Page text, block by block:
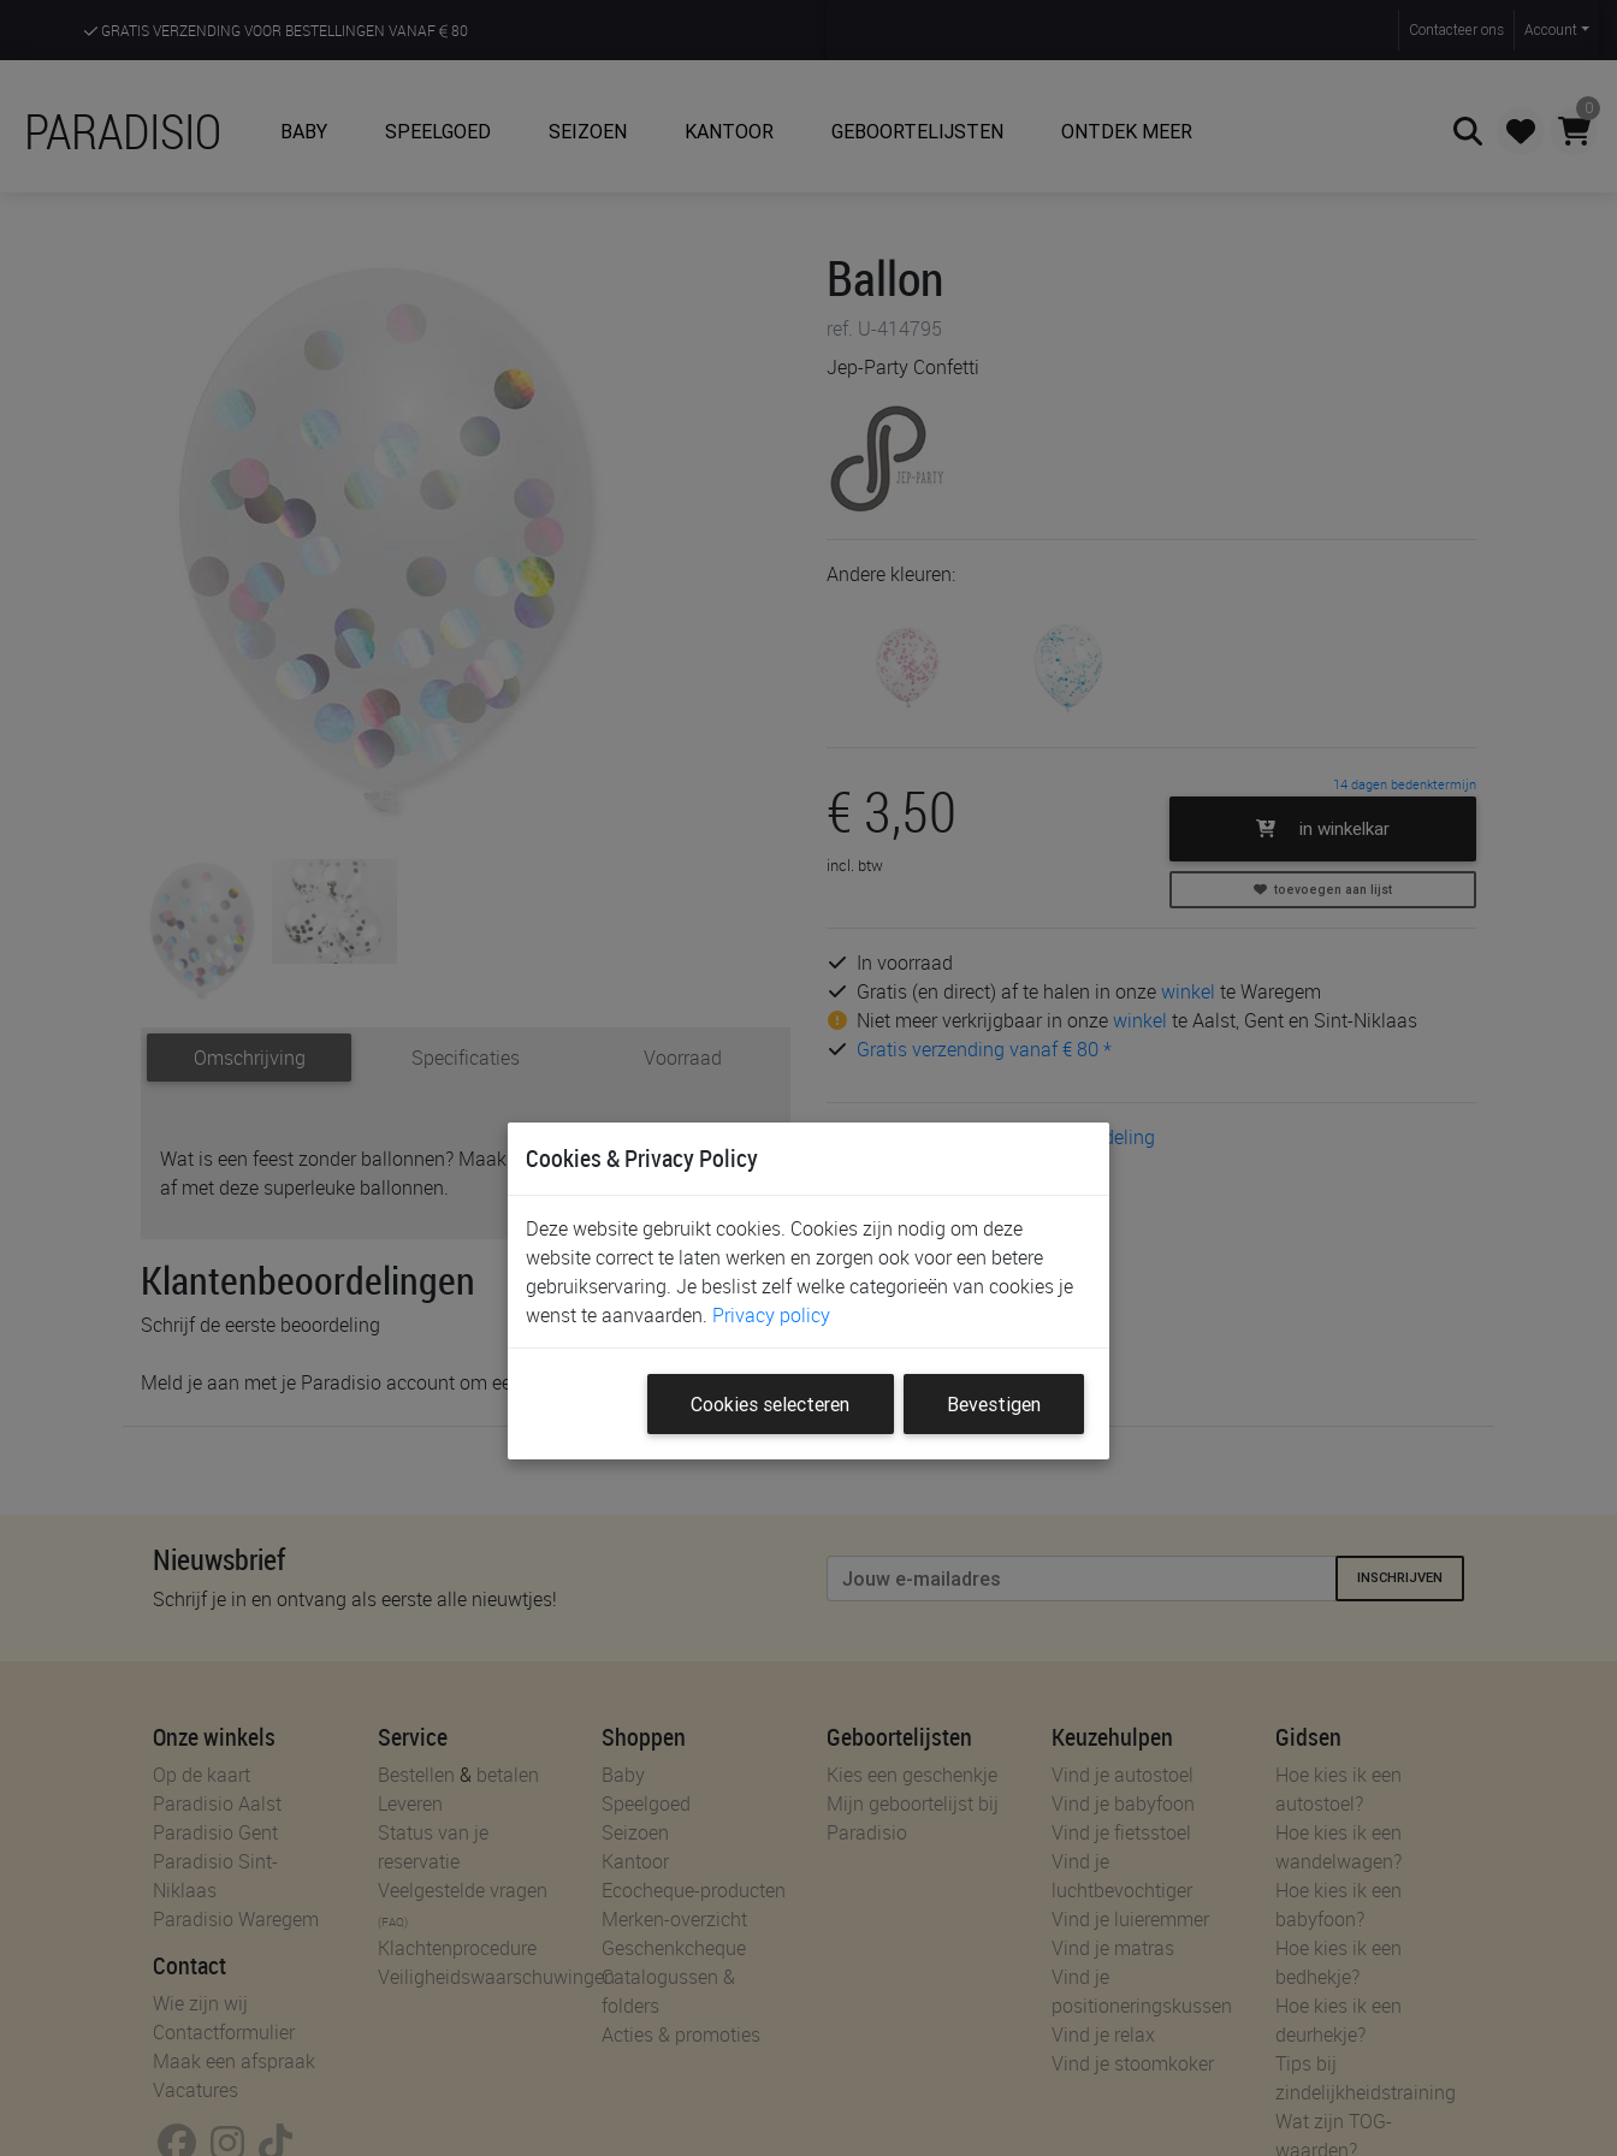
GRATIS VERZENDING VOOR BESTELLINGEN VANAF 80
ONTDEK, BELEEF EN KRIJG ADVIES IN ONZE WINKELS
Contacteer ons Account
PARADISIO BABY SPEELGOED SEIZOEN KANTOOR GEBOORTELIJSTEN ONTDEK MEER
0
Omschrijving Specificaties Voorraad
Wat is een feest zonder ballonnen? Maak jouw feestdecoratie helemaal
af met deze superleuke ballonnen.
Ballon
ref. U-414795
Jep-Party Confetti
Andere kleuren:
€ 3,50
incl. btw
14 dagen bedenktermijn
in winkelkar
toevoegen aan lijst
In voorraad
Gratis (en direct) af te halen in onzewinkel te Waregem
Niet meer verkrijgbaar in onzewinkel te Aalst, Gent en Sint-Niklaas
Gratis verzending vanaf € 80 *
Schrijf de eerste klantenbeoordeling
Klantenbeoordelingen
Schrijf de eerste beoordeling
Meld je aan met je Paradisio account om een beoordeling te plaatsen.
Nieuwsbrief
Schrijf je in en ontvang als eerste alle nieuwtjes!
INSCHRIJVEN
Onze winkels
Op de kaart
Paradisio Aalst
Paradisio Gent
Paradisio Sint-
Niklaas
Paradisio Waregem
Contact
Wie zijn wij
Contactformulier
Maak een afspraak
Vacatures
Service
Bestellen & betalen
Leveren
Status van je
reservatie
Veelgestelde vragen
(FAQ)
Klachtenprocedure
Veiligheidswaarschuwingen
Shoppen
Baby
Speelgoed
Seizoen
Kantoor
Ecocheque-producten
Merken-overzicht
Geschenkcheque
Catalogussen &
folders
Acties & promoties
Geboortelijsten
Kies een geschenkje
Mijn geboortelijst bij
Paradisio
Keuzehulpen
Vind je autostoel
Vind je babyfoon
Vind je fietsstoel
Vind je
luchtbevochtiger
Vind je luieremmer
Vind je matras
Vind je
positioneringskussen
Vind je relax
Vind je stoomkoker
Gidsen
Hoe kies ik een
autostoel?
Hoe kies ik een
wandelwagen?
Hoe kies ik een
babyfoon?
Hoe kies ik een
bedhekje?
Hoe kies ik een
deurhekje?
Tips bij
zindelijkheidstraining
Wat zijn TOG-
waarden?
Cookies & Privacy Policy
Deze website gebruikt cookies. Cookies zijn nodig om deze
website correct te laten werken en zorgen ook voor een betere
gebruikservaring. Je beslist zelf welke categorieën van cookies je
wenst te aanvaarden. Privacy policy
Cookies selecteren Bevestigen